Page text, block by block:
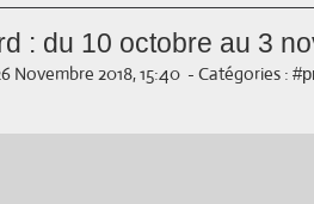
: du 10 octobre au 3
Novembre 2018, 15:40 - Catégories :